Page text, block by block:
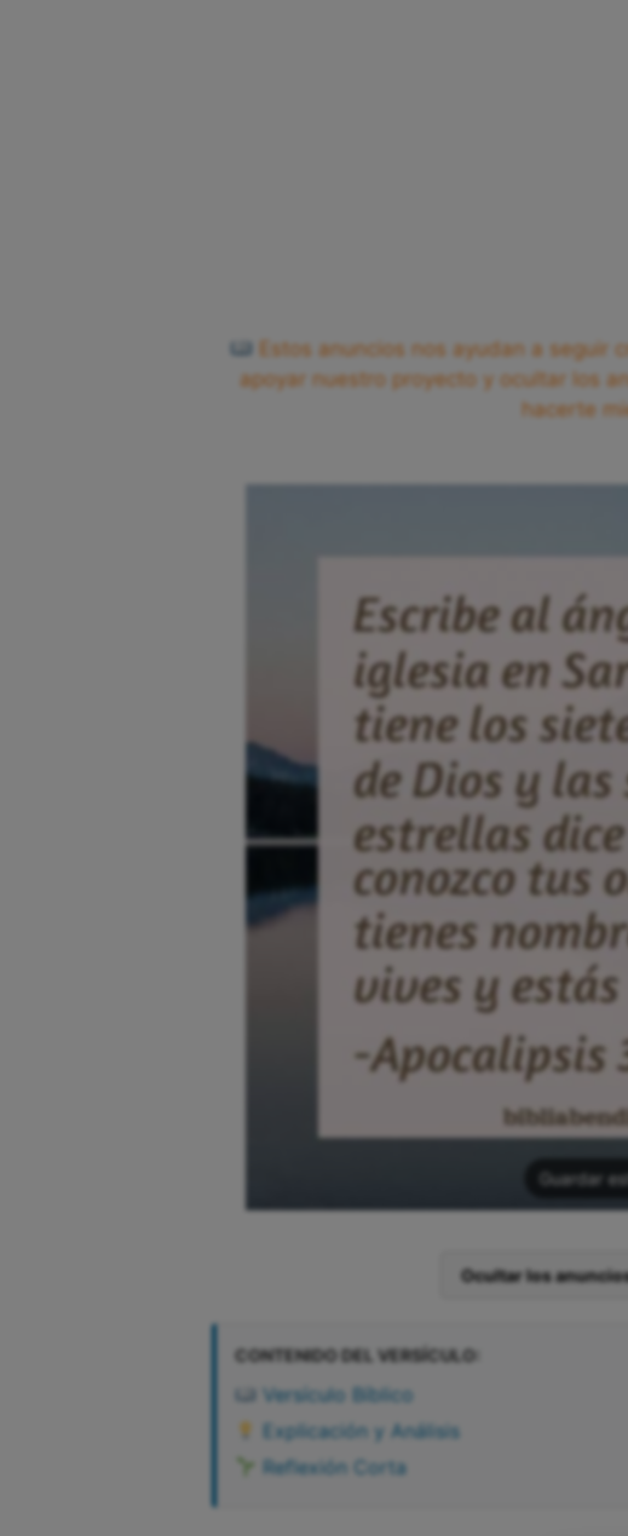
Estos anuncios nos ayudan a seguir
apoyar nuestro proyecto y ocultar los
hacerte
Guardar
Ocultar los
CONTENIDO DEL VERSÍCULO:
Versículo Bíblico
Explicación y Análisis
Reflexión Corta